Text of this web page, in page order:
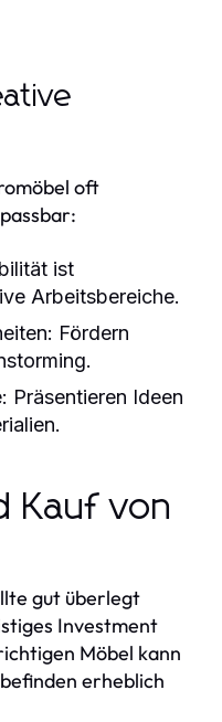
oft
ist
Arbeitsbereiche.
Fördern
Präsentieren Ideen
Kauf von
gut überlegt
Investment
Möbel kann
erheblich